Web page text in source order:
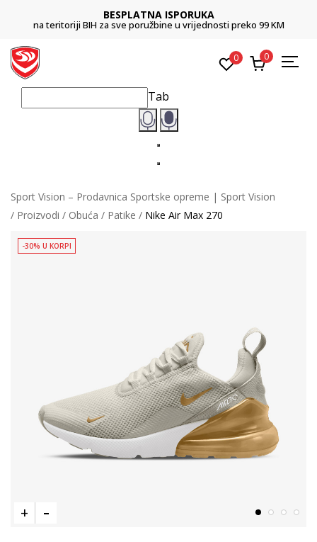
BESPLATNA ISPORUKA
na teritoriji BIH za sve poružbine u vrijednosti preko 99 KM
0 0
Tab
Sport Vision – Prodavnica Sportske opreme | Sport Vision
Proizvodi
Obuća Patike Nike Air Max 270
-30% U KORPI